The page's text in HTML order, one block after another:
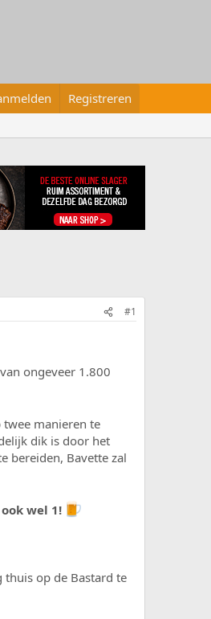
Registreren
#1
ongeveer 1.800
manieren te
dik is door het
bereiden, Bavette zal
wel 1!
thuis op de Bastard te